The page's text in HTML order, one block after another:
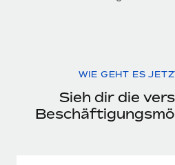
WIE GEHT ES
Sieh dir die